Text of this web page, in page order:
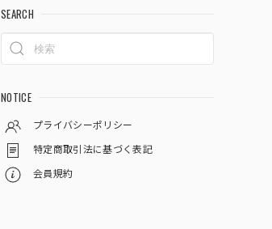
SEARCH
NOTICE
プライバシーポリシー
特定商取引法に基づく表記
会員規約